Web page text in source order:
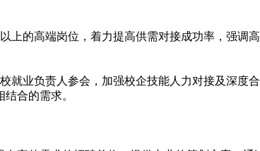
上的高端岗位，着力提高供需对接成功率，强调
就业负责人参会，加强校企技能人力对接及深度合
合的需求。